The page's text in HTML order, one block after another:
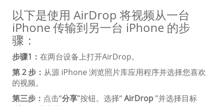
以下是使用 AirDrop 将视频从一台
iPhone 传输到另一台 iPhone 的步
骤：
步骤1： 在两台设备上打开AirDrop。
第 2 步： 从源 iPhone 浏览照片库应用程序并选择您喜欢
的视频。
第三步： 点击“分享”按钮。选择“AirDrop”并选择目标